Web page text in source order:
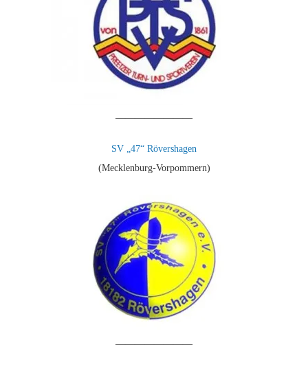
————————
SV „47“ Rövershagen
(Mecklenburg-Vorpommern)
————————